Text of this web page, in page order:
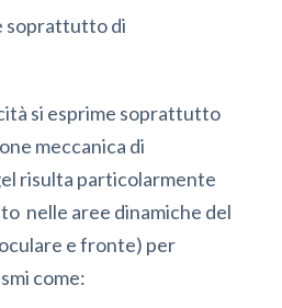
soprattutto di
si esprime soprattutto
meccanica di
risulta particolarmente
nelle aree dinamiche del
e fronte) per
come: